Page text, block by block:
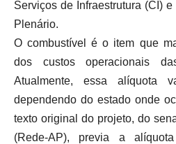
Serviços de Infraestrutura (CI)
Plenário.
O combustível é o item que
dos custos operacionais
Atualmente, essa
dependendo do estado onde
texto original do projeto, do
(Rede-AP), previa a